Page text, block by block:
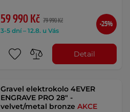
59 990 Kč 79 990 Kč
3-5 dní – 12.8. u Vás
-25%
Detail
Gravel elektrokolo 4EVER
ENGRAVE PRO 28" -
velvet/metal bronzeAKCE